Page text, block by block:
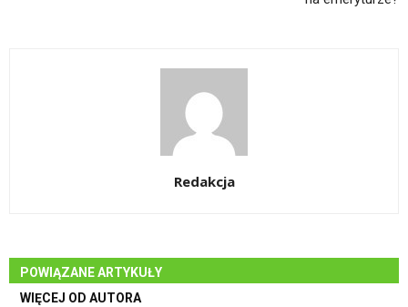
Redakcja
POWIĄZANE ARTYKUŁY
WIĘCEJ OD AUTORA